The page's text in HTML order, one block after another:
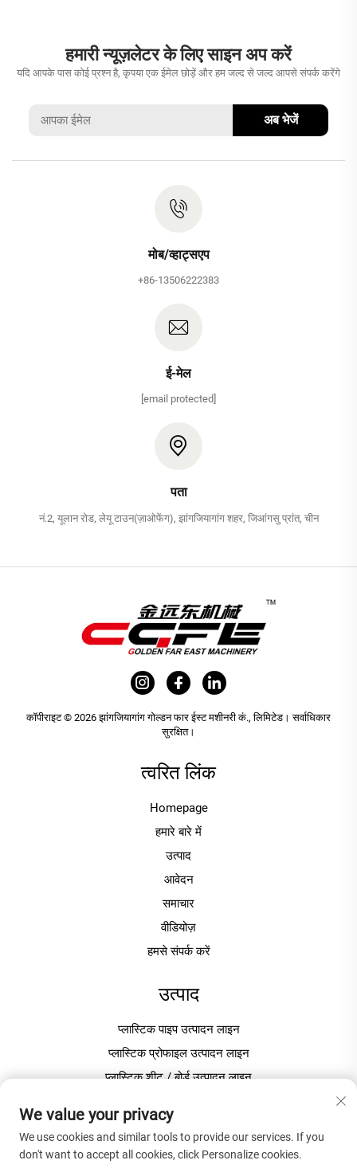
हमारी न्यूज़लेटर के लिए साइन अप करें
यदि आपके पास कोई प्रश्न है, कृपया एक ईमेल छोड़ें और हम जल्द से जल्द आपसे संपर्क करेंगे
अब भेजें
मोब/व्हाट्सएप
+86-13506222383
ई-मेल
[email protected]
पता
नं.2, यूलान रोड, लेयू टाउन(ज़ाओफेंग), झांगजियागांग शहर, जिआंगसु प्रांत, चीन
कॉपीराइट © 2026 झांगजियागांग गोल्डन फार ईस्ट मशीनरी कं., लिमिटेड। सर्वाधिकार
सुरक्षित।
त्वरित लिंक
Homepage
हमारे बारे में
उत्पाद
आवेदन
समाचार
वीडियोज़
हमसे संपर्क करें
उत्पाद
प्लास्टिक पाइप उत्पादन लाइन
प्लास्टिक प्रोफाइल उत्पादन लाइन
प्लास्टिक शीट / बोर्ड उत्पादन लाइन
कंपनी के बारे में
We value your privacy
We use cookies and similar tools to provide our services. If you
don't want to accept all cookies, click Personalize cookies.